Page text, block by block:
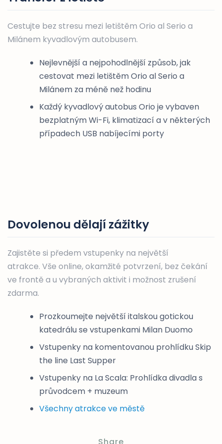
Cestujte bez stresu mezi letištěm Orio al Serio a
Milánem kyvadlovým autobusem.
Nejlevnější a nejpohodlnější způsob, jak
cestovat mezi letištěm Orio al Serio a
Milánem za méně než hodinu
Každý kyvadlový autobus Orio je vybaven
bezplatným Wi-Fi, klimatizací a v některých
případech USB nabíjecími porty
Dovolenou dělají zážitky
Zajistěte si předem vstupenky na největší
atrakce. Vše online, okamžité potvrzení, bez čekání
ve frontě a u vybraných aktivit i možnost zrušení
zdarma.
Prozkoumejte největší italskou gotickou
katedrálu se vstupenkami Milan Duomo
Vstupenky na komentovanou prohlídku Skip
the line Last Supper
Vstupenky na La Scala: Prohlídka divadla s
průvodcem + muzeum
Všechny atrakce ve městě
Share